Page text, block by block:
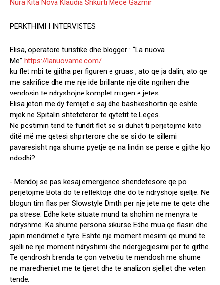
Nura Kita Nova Klaudia Shkurti Mece Gazmir
PERKTHIMI I INTERVISTES
Elisa, operatore turistike dhe blogger : “La nuova
Me” https://lanuovame.com/
ku flet mbi te gjitha per figuren e gruas , ato qe ja dalin, ato qe
me sakrifice dhe me nje ide brillante nje dite ngrihen dhe
vendosin te ndryshojne komplet rrugen e jetes.
Elisa jeton me dy femijet e saj dhe bashkeshortin qe eshte
mjek ne Spitalin shteteteror te qytetit te Leçes.
Ne postimin tend te fundit flet se si duhet ti perjetojme këto
ditë më me qetesi shpirterore dhe se si do te sillemi
pavaresisht nga shume pyetje qe na lindin se perse e gjithe kjo
ndodhi?
⁃ Mendoj se pas kesaj emergjence shendetesore qe po
perjetojme Bota do te reflektoje dhe do te ndryshoje sjellje. Ne
blogun tim flas per Slowstyle Dmth per nje jete me te qete dhe
pa strese. Edhe kete situate mund ta shohim ne menyra te
ndryshme. Ka shume persona sikurse Edhe mua qe flasin dhe
japin mendimet e tyre. Eshte nje moment mesimi që mund te
sjelli ne nje moment ndryshimi dhe ndergjegjesimi per te gjithe.
Te qendrosh brenda te çon vetvetiu te mendosh me shume
ne maredheniet me te tjeret dhe te analizon sjelljet dhe veten
tende.